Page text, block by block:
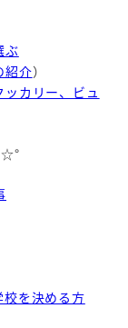
ぶ
紹介）
カリー、ビュ
校を決める方